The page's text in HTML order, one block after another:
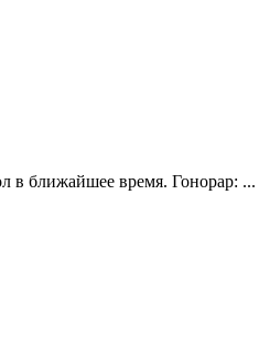
в ближайшее время. Гонорар: ...